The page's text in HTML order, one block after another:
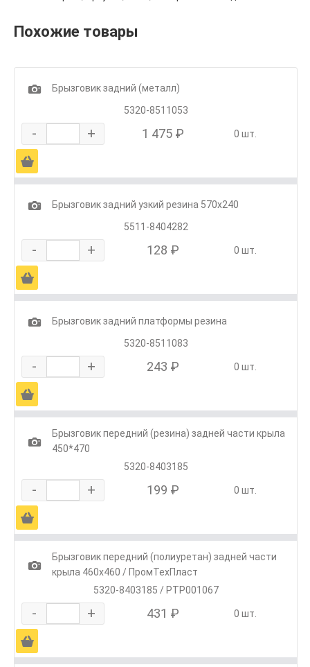
Похожие товары
1
Брызговик задний (металл)
5320-8511053
- + 1 475 ₽ 0 шт.
Ä
1
Брызговик задний узкий резина 570х240
5511-8404282
- + 128 ₽ 0 шт.
Ä
1
Брызговик задний платформы резина
5320-8511083
- + 243 ₽ 0 шт.
Ä
1
Брызговик передний (резина) задней части крыла
450*470
5320-8403185
- + 199 ₽ 0 шт.
Ä
1
Брызговик передний (полиуретан) задней части
крыла 460х460 / ПромТехПласт
5320-8403185 / РТР001067
- + 431 ₽ 0 шт.
Ä